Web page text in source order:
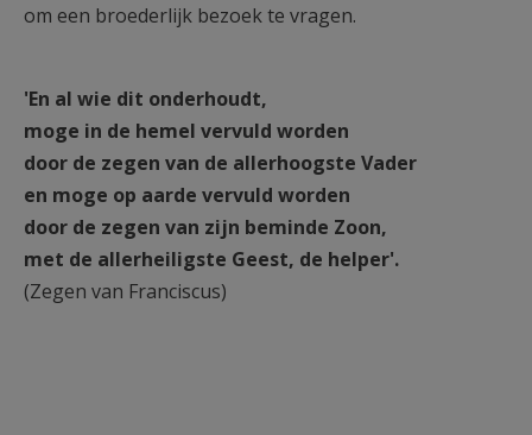
om een broederlijk bezoek te vragen.
'En al wie dit onderhoudt,
moge in de hemel vervuld worden
door de zegen van de allerhoogste Vader
en moge op aarde vervuld worden
door de zegen van zijn beminde Zoon,
met de allerheiligste Geest, de helper'.
(Zegen van Franciscus)